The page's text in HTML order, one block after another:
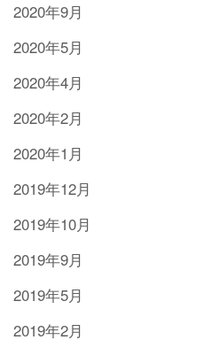
2020年9月
2020年5月
2020年4月
2020年2月
2020年1月
2019年12月
2019年10月
2019年9月
2019年5月
2019年2月